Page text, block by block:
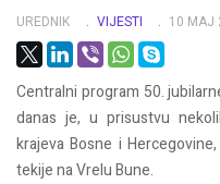
UREDNIK VIJESTI 10 MAJ
Centralni program 50.
danas je, u prisustvu
krajeva Bosne i
tekije na Vrelu Bune.